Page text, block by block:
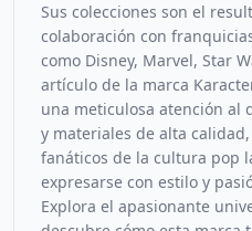
Sus colecciones son el
colaboración con
como Disney, Marvel, Star
artículo de la marca
una meticulosa atención al
y materiales de alta
fanáticos de la cultura pop
expresarse con estilo y
Explora el apasionante